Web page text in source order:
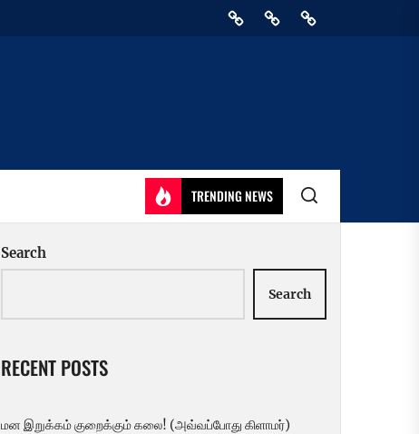
HomePrivacyAthirady
TRENDING NEWS
Search
Search
RECENT POSTS
மன இறுக்கம் குறைக்கும் கலை! (அவ்வப்போது கிளாமர்)